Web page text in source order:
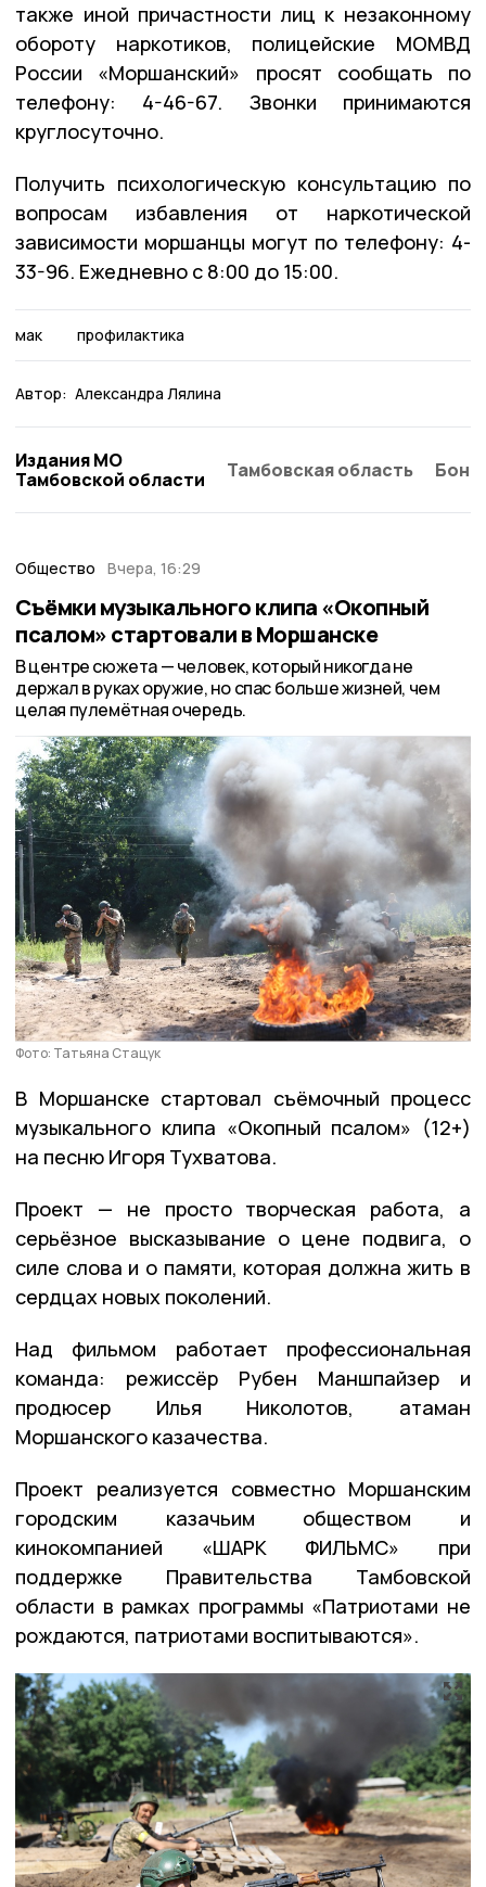
также иной причастности лиц к незаконному
обороту наркотиков, полицейские МОМВД
России «Моршанский» просят сообщать по
телефону: 4-46-67. Звонки принимаются
круглосуточно.
Получить психологическую консультацию по
вопросам избавления от наркотической
зависимости моршанцы могут по телефону: 4-
33-96. Ежедневно с 8:00 до 15:00.
мак профилактика
Автор: Александра Лялина
Издания МО
Тамбовской области
Тамбовская область
Общество Вчера, 16:29
Съёмки музыкального клипа «Окопный
псалом» стартовали в Моршанске
В центре сюжета — человек, который никогда не
держал в руках оружие, но спас больше жизней, чем
целая пулемётная очередь.
Фото: Татьяна Стацук
В Моршанске стартовал съёмочный процесс
музыкального клипа «Окопный псалом» (12+)
на песню Игоря Тухватова.
Проект — не просто творческая работа, а
серьёзное высказывание о цене подвига, о
силе слова и о памяти, которая должна жить в
сердцах новых поколений.
Над фильмом работает профессиональная
команда: режиссёр Рубен Маншпайзер и
продюсер Илья Николотов, атаман
Моршанского казачества.
Проект реализуется совместно Моршанским
городским казачьим обществом и
кинокомпанией «ШАРК ФИЛЬМС» при
поддержке Правительства Тамбовской
области в рамках программы «Патриотами не
рождаются, патриотами воспитываются».